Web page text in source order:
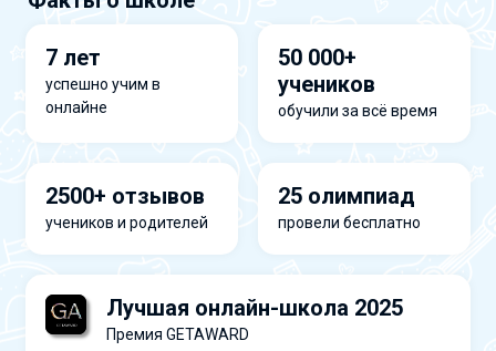
7 лет
успешно учим в
онлайне
50 000+
учеников
обучили за всё время
2500+ отзывов
учеников и родителей
25 олимпиад
провели бесплатно
Лучшая онлайн-школа 2025
Премия GETAWARD